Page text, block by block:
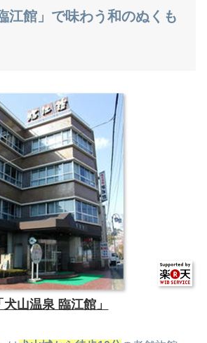
江館」で味わう和のぬくも
犬山温泉 臨江館」